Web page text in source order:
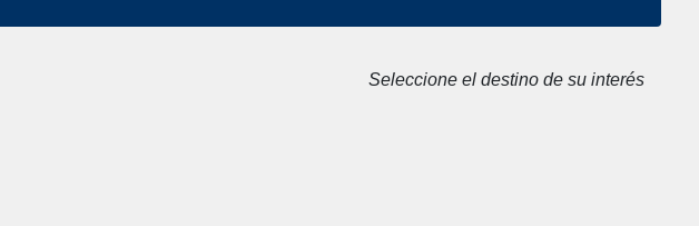
Seleccione el destino de su interés